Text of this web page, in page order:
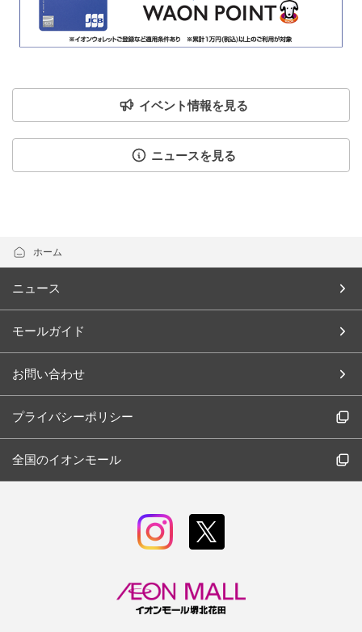
イベント情報を見る
ニュースを見る
ホーム
ニュース
モールガイド
お問い合わせ
プライバシーポリシー
全国のイオンモール